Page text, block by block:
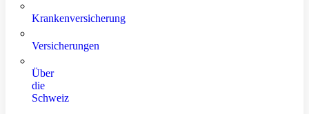
Krankenversicherung
Versicherungen
Über
die
Schweiz